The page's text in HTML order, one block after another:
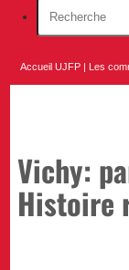
Accueil UJFP Les
Vichy:
Histoire